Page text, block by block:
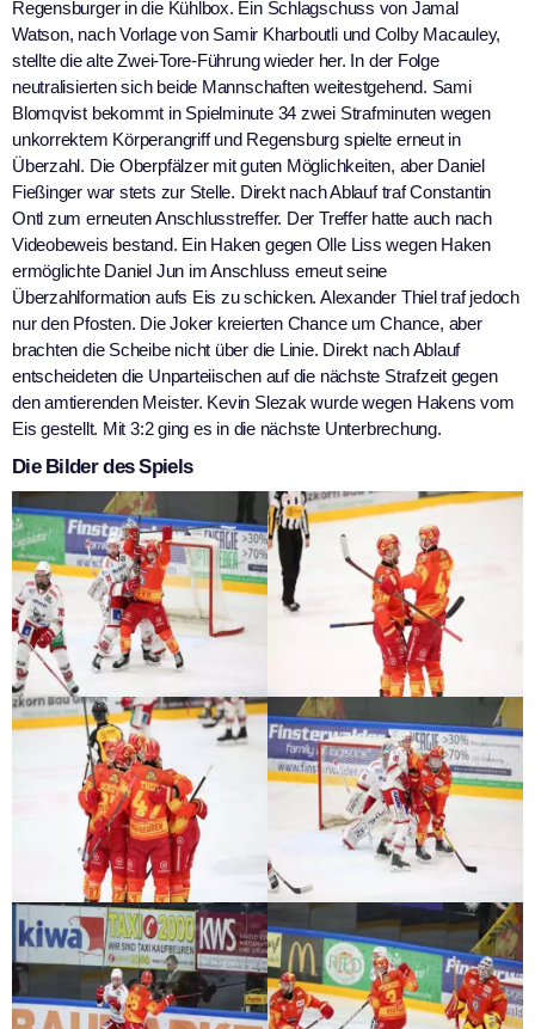
Regensburger in die Kühlbox. Ein Schlagschuss von Jamal
Watson, nach Vorlage von Samir Kharboutli und Colby Macauley,
stellte die alte Zwei-Tore-Führung wieder her. In der Folge
neutralisierten sich beide Mannschaften weitestgehend. Sami
Blomqvist bekommt in Spielminute 34 zwei Strafminuten wegen
unkorrektem Körperangriff und Regensburg spielte erneut in
Überzahl. Die Oberpfälzer mit guten Möglichkeiten, aber Daniel
Fießinger war stets zur Stelle. Direkt nach Ablauf traf Constantin
Ontl zum erneuten Anschlusstreffer. Der Treffer hatte auch nach
Videobeweis bestand. Ein Haken gegen Olle Liss wegen Haken
ermöglichte Daniel Jun im Anschluss erneut seine
Überzahlformation aufs Eis zu schicken. Alexander Thiel traf jedoch
nur den Pfosten. Die Joker kreierten Chance um Chance, aber
brachten die Scheibe nicht über die Linie. Direkt nach Ablauf
entscheideten die Unparteiischen auf die nächste Strafzeit gegen
den amtierenden Meister. Kevin Slezak wurde wegen Hakens vom
Eis gestellt. Mit 3:2 ging es in die nächste Unterbrechung.
Die Bilder des Spiels